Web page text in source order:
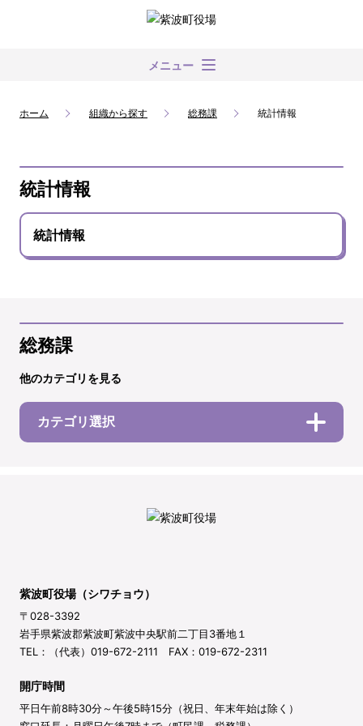
メニュー
ホーム 組織から探す 総務課 統計情報
統計情報
統計情報
総務課
他のカテゴリを見る
カテゴリ選択
紫波町役場（シワチョウ）
〒028-3392
岩手県紫波郡紫波町紫波中央駅前二丁目3番地１
TEL：（代表）019-672-2111 FAX：019-672-2311
開庁時間
平日午前8時30分～午後5時15分（祝日、年末年始は除く）